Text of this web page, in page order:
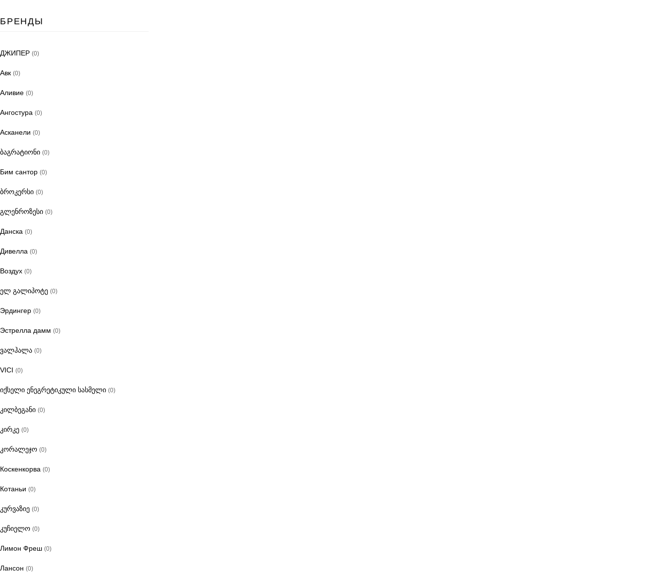
БРЕНДЫ
ДЖИПЕР (0)
Авк (0)
Аливиe (0)
Ангостура (0)
Асканели (0)
ბაგრატიონი (0)
Бим сантор (0)
ბროკერსი (0)
გლენროზესი (0)
Данска (0)
Дивелла (0)
Воздух (0)
ელ გალიპოტე (0)
Эрдингер (0)
Эстрелла дамм (0)
ვალჰალა (0)
VICI (0)
იქსელი ენეგრეტიკული სასმელი (0)
კილბეგანი (0)
კირკე (0)
კორალეჯო (0)
Коскенкорва (0)
Котаньи (0)
კურვაზიე (0)
კუჩიელო (0)
Лимон Фреш (0)
Лансон (0)